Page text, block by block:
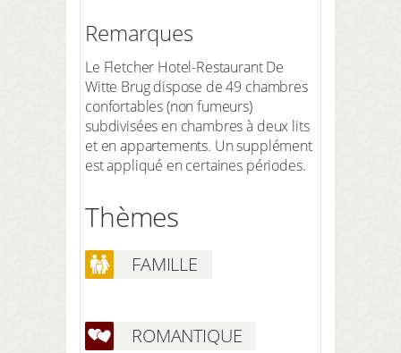
Remarques
Le Fletcher Hotel-Restaurant De
Witte Brug dispose de 49 chambres
confortables (non fumeurs)
subdivisées en chambres à deux lits
et en appartements. Un supplément
est appliqué en certaines périodes.
Thèmes
FAMILLE
ROMANTIQUE